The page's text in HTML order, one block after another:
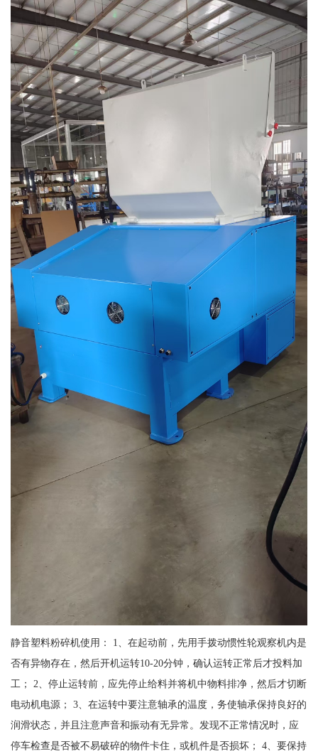
静音塑料粉碎机使用： 1、在起动前，先用手拨动惯性轮观察机内是
否有异物存在，然后开机运转10-20分钟，确认运转正常后才投料加
工； 2、停止运转前，应先停止给料并将机中物料排净，然后才切断
电动机电源； 3、在运转中要注意轴承的温度，务使轴承保持良好的
润滑状态，并且注意声音和振动有无异常。发现不正常情况时，应
停车检查是否被不易破碎的物件卡住，或机件是否损坏； 4、要保持